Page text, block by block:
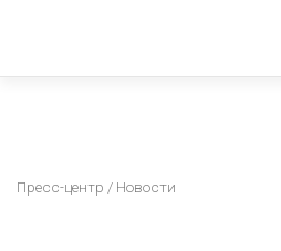
Пресс-центр / Новости